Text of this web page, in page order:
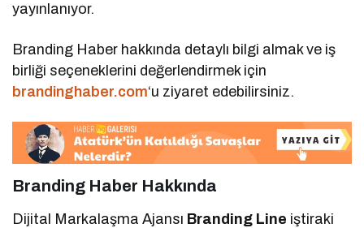
yayınlanıyor.
Branding Haber hakkında detaylı bilgi almak ve iş
birliği seçeneklerini değerlendirmek için
brandinghaber.com‘u ziyaret edebilirsiniz.
Branding Haber Hakkında
Dijital Markalaşma Ajansı Branding Line iştiraki